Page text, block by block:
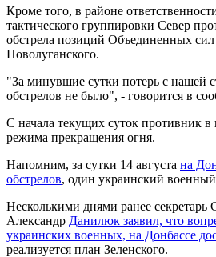
Кроме того, в районе
тактического группировки Север
обстрела позиций Объединенных
Новолуганского.
"За минувшие сутки потерь с нашей
обстрелов не было", - говорится в
С начала текущих суток противник
режима прекращения огня.
Напомним, за сутки 14 августа на
обстрелов, один украинский
Несколькими днями ранее
Александр Данилюк заявил, что
украинских военных, на Донбассе
реализуется план Зеленского.